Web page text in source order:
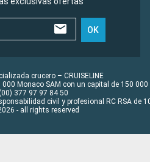
OK
crucero – CRUISELINE
Monaco SAM con un capital de 150 000
377 97 97 84 50
civil y profesional RC RSA de
- all rights reserved